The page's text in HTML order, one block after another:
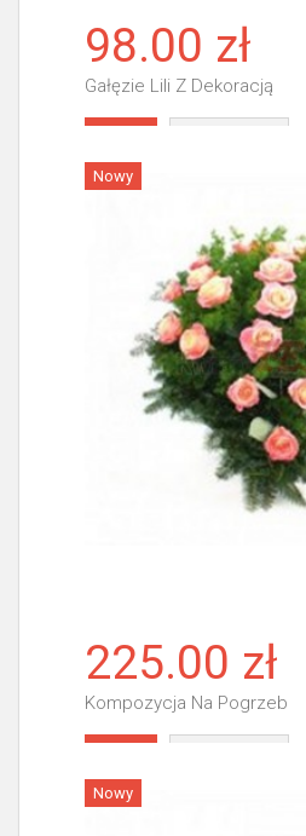
98.00 zł
Gałęzie Lili Z Dekoracją
Nowy
225.00 zł
Kompozycja Na Pogrzeb
Nowy